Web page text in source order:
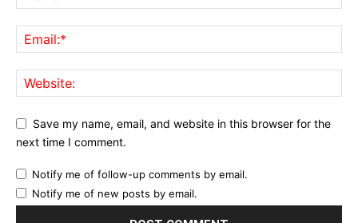
Save my name, email, and website in this browser for the
next time I comment.
Notify me of follow-up comments by email.
Notify me of new posts by email.